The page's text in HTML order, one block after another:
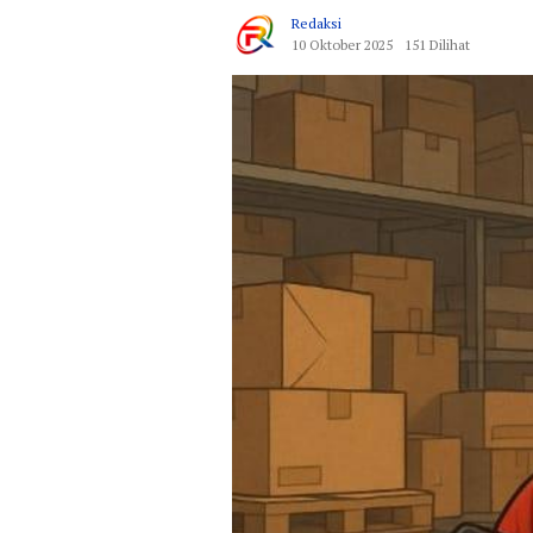
Redaksi
10 Oktober 2025
151 Dilihat